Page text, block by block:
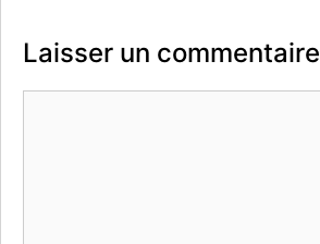
Laisser un commentaire